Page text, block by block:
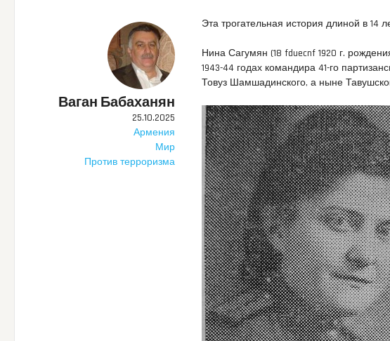
Ваган Бабаханян
25.10.2025
Армения
Мир
Против терроризма
Эта трогательная история длиной в 14
Нина Сагумян (18 fduecnf 1920 г.
1943-44 годах командира 41-го
Товуз Шамшадинского, а ныне